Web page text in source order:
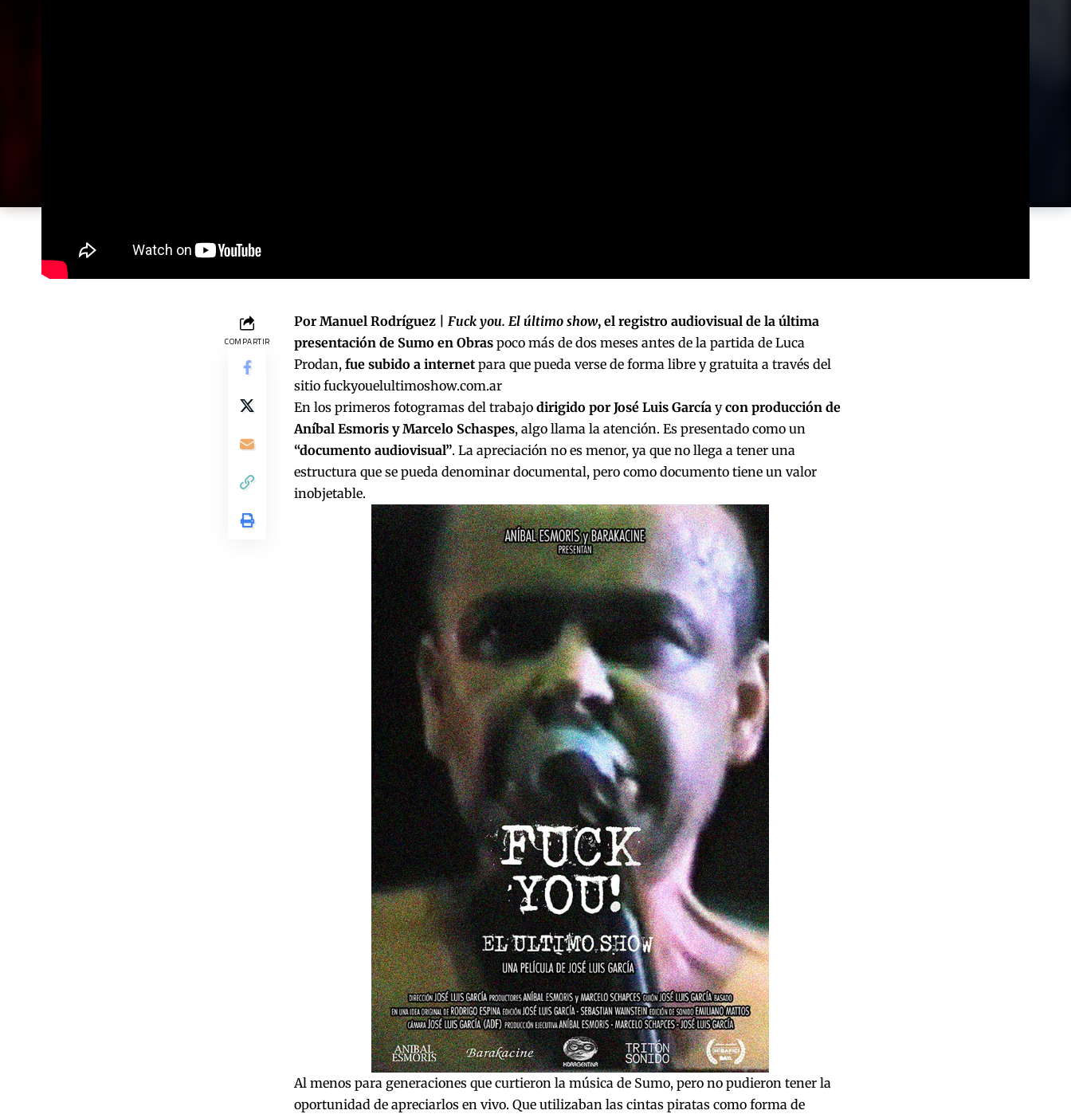
COMPARTIR
Por Manuel Rodríguez | Fuck you. El último show, el registro audiovisual de la última
presentación de Sumo en Obraspoco más de dos meses antes de la partida de Luca
Prodan, fue subido a internetpara que pueda verse de forma libre y gratuita a través del
sitio fuckyouelultimoshow.com.ar
En los primeros fotogramas del trabajo dirigido por José Luis Garcíaycon producción de
Aníbal Esmoris y Marcelo Schaspes, algo llama la atención. Es presentado como un
“documento audiovisual”. La apreciación no es menor, ya que no llega a tener una
estructura que se pueda denominar documental, pero como documento tiene un valor
inobjetable.
Al menos para generaciones que curtieron la música de Sumo, pero no pudieron tener la
oportunidad de apreciarlos en vivo. Que utilizaban las cintas piratas como forma de